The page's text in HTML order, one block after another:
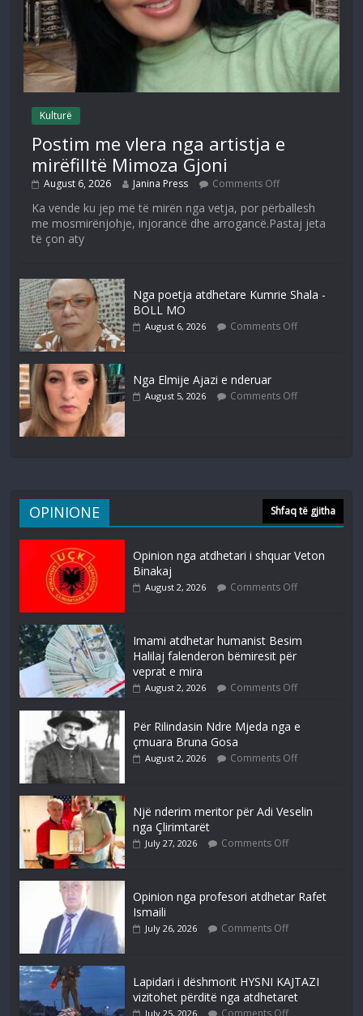
Kulturë
Postim me vlera nga artistja e
mirëfilltë Mimoza Gjoni
August 6, 2026 Janina Press Comments Off
Ka vende ku jep më të mirën nga vetja, por përballesh
me mosmirënjohje, injorancë dhe arrogancë.Pastaj jeta
të çon aty
Nga poetja atdhetare Kumrie Shala -
BOLL MO
August 6, 2026 Comments Off
Nga Elmije Ajazi e nderuar
August 5, 2026 Comments Off
OPINIONE Shfaq të gjitha
Opinion nga atdhetari i shquar Veton
Binakaj
August 2, 2026 Comments Off
Imami atdhetar humanist Besim
Halilaj falenderon bëmiresit për
veprat e mira
August 2, 2026 Comments Off
Për Rilindasin Ndre Mjeda nga e
çmuara Bruna Gosa
August 2, 2026 Comments Off
Një nderim meritor për Adi Veselin
nga Çlirimtarët
July 27, 2026 Comments Off
Opinion nga profesori atdhetar Rafet
Ismaili
July 26, 2026 Comments Off
Lapidari i dëshmorit HYSNI KAJTAZI
vizitohet përditë nga atdhetaret
July 25, 2026